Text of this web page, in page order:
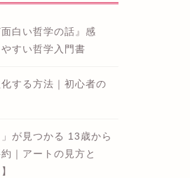
白い哲学の話』感
すい哲学入門書
する方法｜初心者の
」が見つかる 13歳から
｜アートの見方と